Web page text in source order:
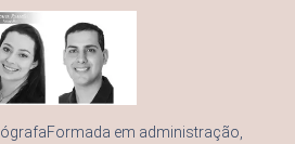
em administração,